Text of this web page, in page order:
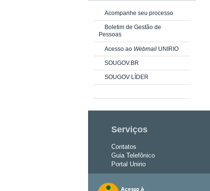
Acompanhe seu processo
Boletim de Gestão de
Pessoas
Acesso ao Webmail UNIRIO
SOUGOV.BR
SOUGOV LÍDER
Serviços
Contatos
Guia Telefônico
Portal Unirio